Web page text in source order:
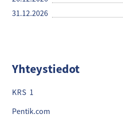
31.12.2026
Yhteystiedot
KRS 1
Pentik.com